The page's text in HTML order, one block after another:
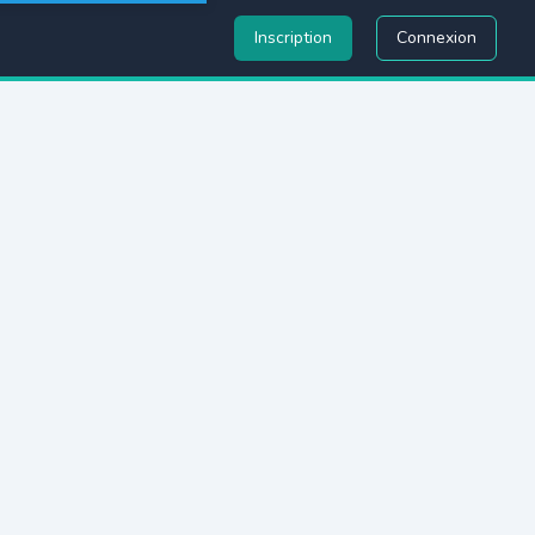
Inscription Connexion